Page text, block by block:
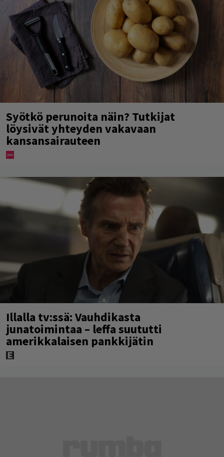
Syötkö perunoita näin? Tutkijat
löysivät yhteyden vakavaan
kansansairauteen
Illalla tv:ssä: Vauhdikasta
junatoimintaa – leffa suututti
amerikkalaisen pankkijätin